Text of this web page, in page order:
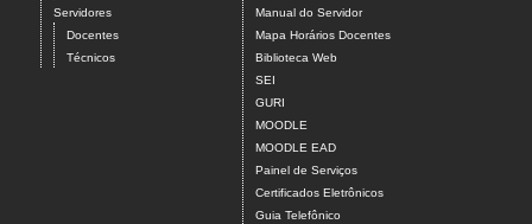
Servidores
Docentes
Técnicos
Manual do Servidor
Mapa Horários Docentes
Biblioteca Web
SEI
GURI
MOODLE
MOODLE EAD
Painel de Serviços
Certificados Eletrônicos
Guia Telefônico